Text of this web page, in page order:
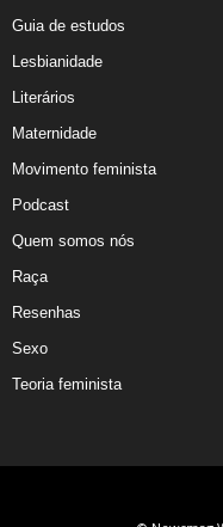
Guia de estudos
Lesbianidade
Literários
Maternidade
Movimento feminista
Podcast
Quem somos nós
Raça
Resenhas
Sexo
Teoria feminista